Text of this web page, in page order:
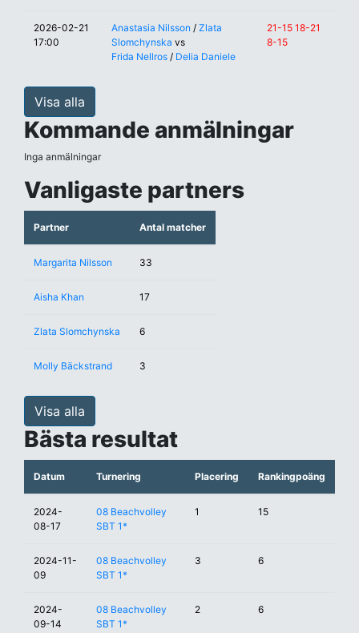
2026-02-21
17:00
Anastasia Nilsson / Zlata
Slomchynska vs
Frida Nellros / Delia Daniele
21-15 18-21
8-15
Visa alla
Kommande anmälningar
Inga anmälningar
Vanligaste partners
Partner Antal matcher
Margarita Nilsson 33
Aisha Khan 17
Zlata Slomchynska 6
Molly Bäckstrand 3
Visa alla
Bästa resultat
Datum Turnering Placering Rankingpoäng
2024-
08-17
08 Beachvolley
SBT 1*
1 15
2024-11-
09
08 Beachvolley
SBT 1*
3 6
2024-
09-14
08 Beachvolley
SBT 1*
2 6